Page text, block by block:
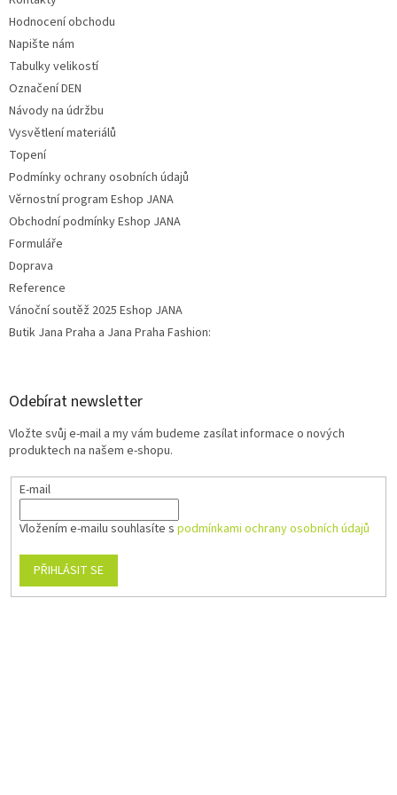
Hodnocení obchodu
Napište nám
Tabulky velikostí
Označení DEN
Návody na údržbu
Vysvětlení materiálů
Topení
Podmínky ochrany osobních údajů
Věrnostní program Eshop JANA
Obchodní podmínky Eshop JANA
Formuláře
Doprava
Reference
Vánoční soutěž 2025 Eshop JANA
Butik Jana Praha a Jana Praha Fashion:
Odebírat newsletter
Vložte svůj e-mail a my vám budeme zasílat informace o nových
produktech na našem e-shopu.
E-mail
Vložením e-mailu souhlasíte s podmínkami ochrany osobních údajů
PŘIHLÁSIT SE